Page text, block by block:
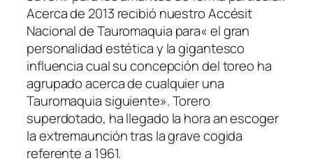
Acerca de 2013 recibió nuestro Accésit
Nacional de Tauromaquia para« el gran
personalidad estética y la gigantesco
influencia cual su concepción del toreo ha
agrupado acerca de cualquier una
Tauromaquia siguiente». Torero
superdotado, ha llegado la hora an escoger
la extremaunción tras la grave cogida
referente a 1961.